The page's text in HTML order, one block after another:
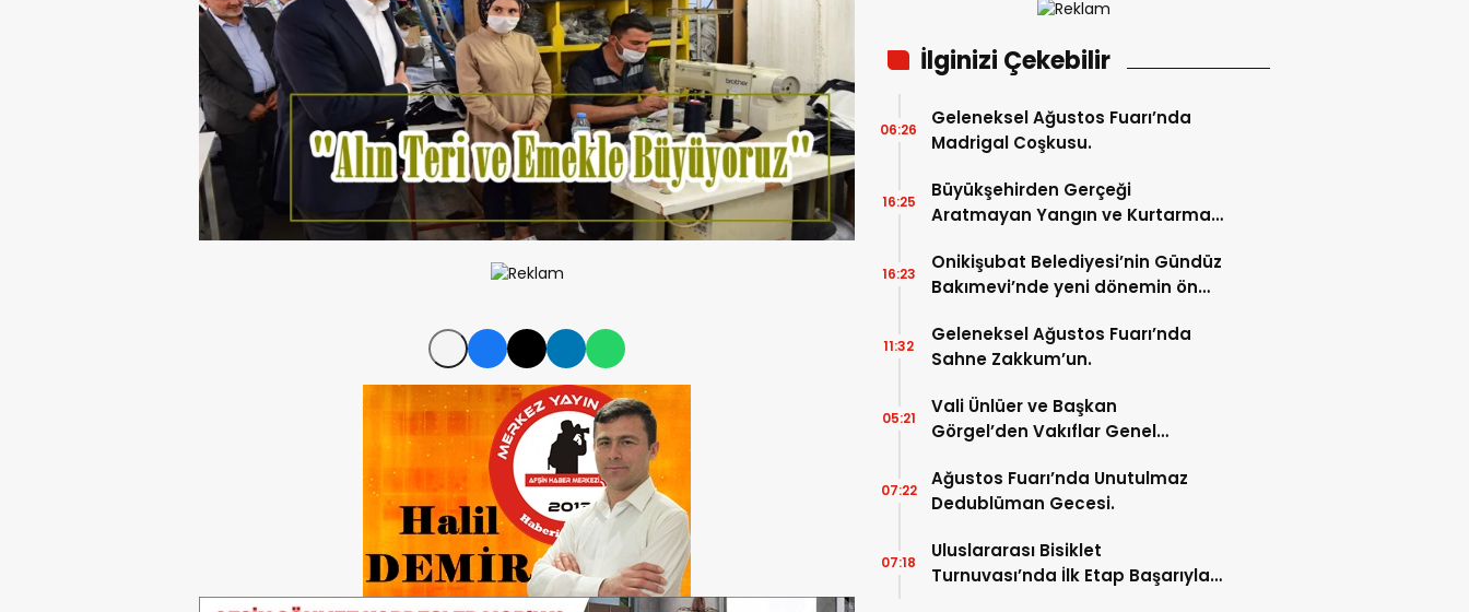
İlginizi Çekebilir
Geleneksel Ağustos Fuarı’nda
Madrigal Coşkusu.
06:26
Büyükşehirden Gerçeği
Aratmayan Yangın ve Kurtarma
16:25
Onikişubat Belediyesi’nin Gündüz
Bakımevi’nde yeni dönemin ön
16:23
Geleneksel Ağustos Fuarı’nda
Sahne Zakkum’un.
11:32
Vali Ünlüer ve Başkan
Görgel’den Vakıflar Genel
05:21
Ağustos Fuarı’nda Unutulmaz
Dedublüman Gecesi.
07:22
Uluslararası Bisiklet
Turnuvası’nda İlk Etap Başarıyla
07:18